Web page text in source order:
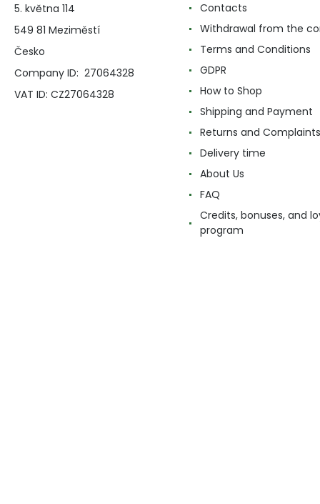
5. května 114
549 81 Meziměstí
Česko
Company ID: 27064328
VAT ID: CZ27064328
Contacts
Withdrawal from the
Terms and Conditions
GDPR
How to Shop
Shipping and Payment
Returns and Complaints
Delivery time
About Us
FAQ
Credits, bonuses, and
program